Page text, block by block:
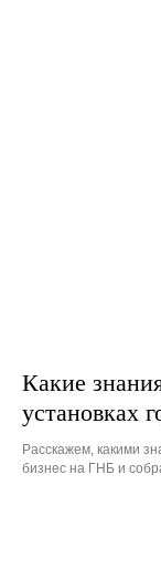
Какие
установках
Расскажем, какими
бизнес на ГНБ и